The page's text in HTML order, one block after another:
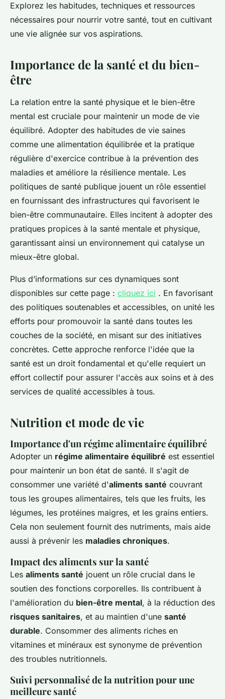
Explorez les habitudes, techniques et ressources
nécessaires pour nourrir votre santé, tout en cultivant
une vie alignée sur vos aspirations.
Importance de la santé et du bien-
être
La relation entre la santé physique et le bien-être
mental est cruciale pour maintenir un mode de vie
équilibré. Adopter des habitudes de vie saines
comme une alimentation équilibrée et la pratique
régulière d'exercice contribue à la prévention des
maladies et améliore la résilience mentale. Les
politiques de santé publique jouent un rôle essentiel
en fournissant des infrastructures qui favorisent le
bien-être communautaire. Elles incitent à adopter des
pratiques propices à la santé mentale et physique,
garantissant ainsi un environnement qui catalyse un
mieux-être global.
Plus d’informations sur ces dynamiques sont
disponibles sur cette page : cliquez ici . En favorisant
des politiques soutenables et accessibles, on unité les
efforts pour promouvoir la santé dans toutes les
couches de la société, en misant sur des initiatives
concrètes. Cette approche renforce l'idée que la
santé est un droit fondamental et qu'elle requiert un
effort collectif pour assurer l'accès aux soins et à des
services de qualité accessibles à tous.
Nutrition et mode de vie
Importance d'un régime alimentaire équilibré
Adopter un régime alimentaire équilibré est essentiel
pour maintenir un bon état de santé. Il s'agit de
consommer une variété d'aliments santé couvrant
tous les groupes alimentaires, tels que les fruits, les
légumes, les protéines maigres, et les grains entiers.
Cela non seulement fournit des nutriments, mais aide
aussi à prévenir les maladies chroniques.
Impact des aliments sur la santé
Les aliments santé jouent un rôle crucial dans le
soutien des fonctions corporelles. Ils contribuent à
l'amélioration du bien-être mental, à la réduction des
risques sanitaires, et au maintien d'une santé
durable. Consommer des aliments riches en
vitamines et minéraux est synonyme de prévention
des troubles nutritionnels.
Suivi personnalisé de la nutrition pour une
meilleure santé